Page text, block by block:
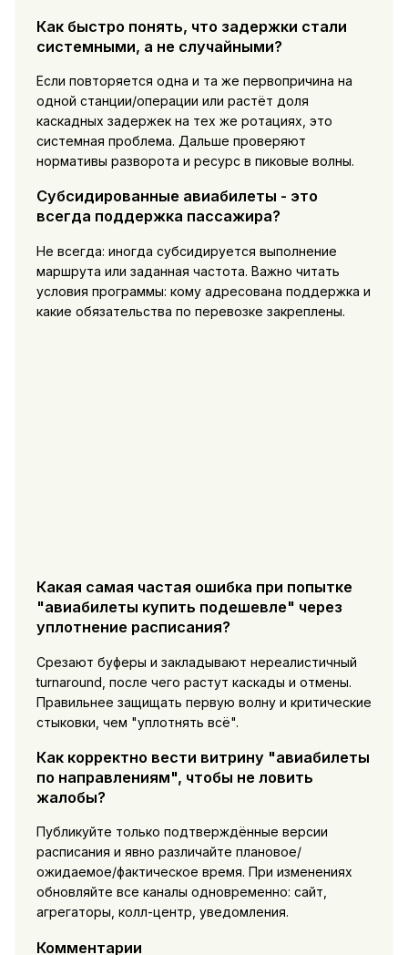
Как быстро понять, что задержки стали
системными, а не случайными?
Если повторяется одна и та же первопричина на
одной станции/операции или растёт доля
каскадных задержек на тех же ротациях, это
системная проблема. Дальше проверяют
нормативы разворота и ресурс в пиковые волны.
Субсидированные авиабилеты - это
всегда поддержка пассажира?
Не всегда: иногда субсидируется выполнение
маршрута или заданная частота. Важно читать
условия программы: кому адресована поддержка и
какие обязательства по перевозке закреплены.
Какая самая частая ошибка при попытке
"авиабилеты купить подешевле" через
уплотнение расписания?
Срезают буферы и закладывают нереалистичный
turnaround, после чего растут каскады и отмены.
Правильнее защищать первую волну и критические
стыковки, чем "уплотнять всё".
Как корректно вести витрину "авиабилеты
по направлениям", чтобы не ловить
жалобы?
Публикуйте только подтверждённые версии
расписания и явно различайте плановое/
ожидаемое/фактическое время. При изменениях
обновляйте все каналы одновременно: сайт,
агрегаторы, колл-центр, уведомления.
Комментарии